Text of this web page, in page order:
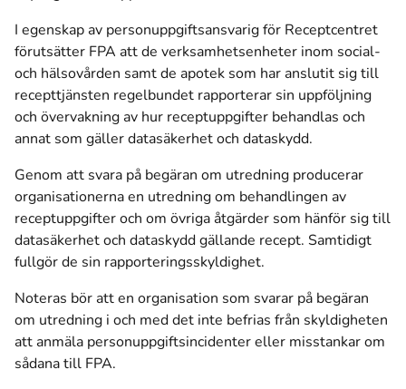
I egenskap av personuppgiftsansvarig för Receptcentret
förutsätter FPA att de verksamhetsenheter inom social-
och hälsovården samt de apotek som har anslutit sig till
recepttjänsten regelbundet rapporterar sin uppföljning
och övervakning av hur receptuppgifter behandlas och
annat som gäller datasäkerhet och dataskydd.
Genom att svara på begäran om utredning producerar
organisationerna en utredning om behandlingen av
receptuppgifter och om övriga åtgärder som hänför sig till
datasäkerhet och dataskydd gällande recept. Samtidigt
fullgör de sin rapporteringsskyldighet.
Noteras bör att en organisation som svarar på begäran
om utredning i och med det inte befrias från skyldigheten
att anmäla personuppgiftsincidenter eller misstankar om
sådana till FPA.